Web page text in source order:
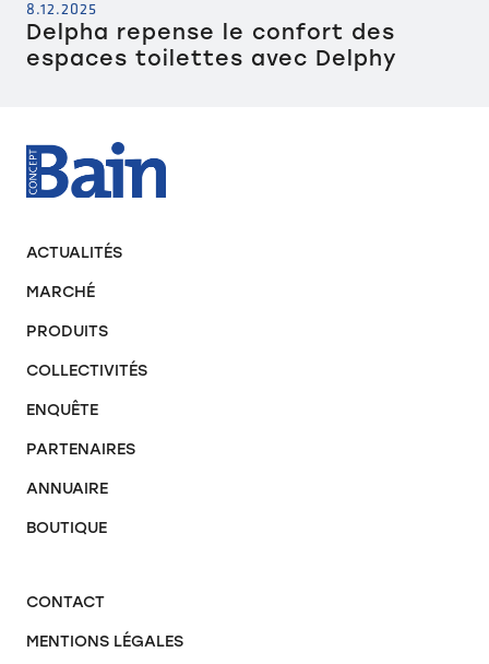
8.12.2025
Delpha repense le confort des
espaces toilettes avec Delphy
ACTUALITÉS
MARCHÉ
PRODUITS
COLLECTIVITÉS
ENQUÊTE
PARTENAIRES
ANNUAIRE
BOUTIQUE
CONTACT
MENTIONS LÉGALES